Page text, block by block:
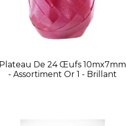
Plateau De 24 Œufs 10mx7mm
- Assortiment Or 1 - Brillant